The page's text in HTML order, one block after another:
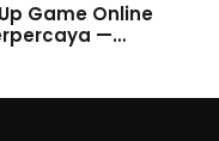
Game Online
—…